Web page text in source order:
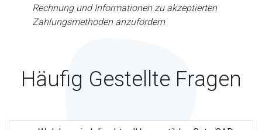
Rechnung und Informationen zu akzeptierten
Zahlungsmethoden anzufordern
Häufig Gestellte Fragen